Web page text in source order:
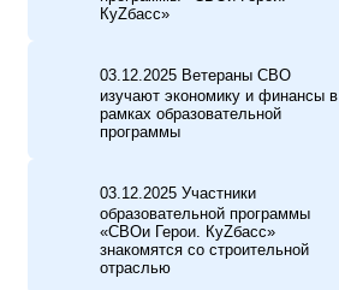
КуZбасс»
03.12.2025 Ветераны СВО
изучают экономику и финансы в
рамках образовательной
программы
03.12.2025 Участники
образовательной программы
«СВОи Герои. КуZбасс»
знакомятся со строительной
отраслью